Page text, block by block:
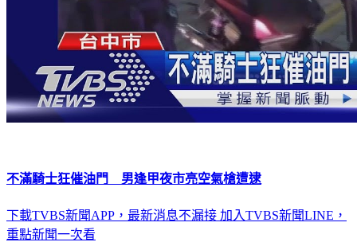
不滿騎士狂催油門 男逢甲夜市亮空氣槍遭逮
下載TVBS新聞APP，最新消息不漏接 加入TVBS新聞LINE，
重點新聞一次看